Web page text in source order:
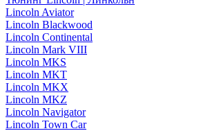
Lincoln Aviator
Lincoln Blackwood
Lincoln Continental
Lincoln Mark VIII
Lincoln MKS
Lincoln MKT
Lincoln MKX
Lincoln MKZ
Lincoln Navigator
Lincoln Town Car